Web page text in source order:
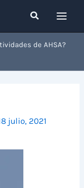
Buscar
de AHSA?
julio, 2021